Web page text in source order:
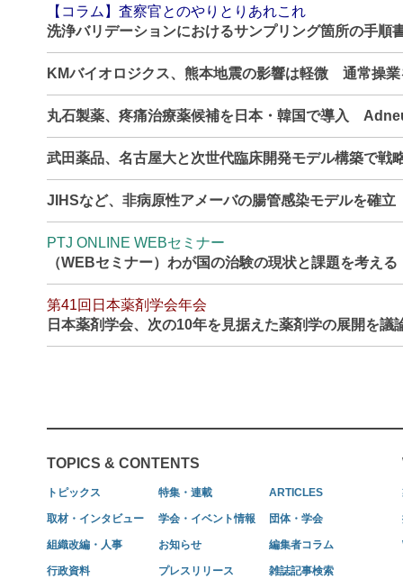
【コラム】査察官とのやりとりあれこれ
洗浄バリデーションにおけるサンプリング箇所の手順
KMバイオロジクス、熊本地震の影響は軽微 通常操
丸石製薬、疼痛治療薬候補を日本・韓国で導入
武田薬品、名古屋大と次世代臨床開発モデル構築で
JIHSなど、非病原性アメーバの腸管感染モデルを確
PTJ ONLINE WEBセミナー
（WEBセミナー）わが国の治験の現状と課題を考える
第41回日本薬剤学会年会
日本薬剤学会、次の10年を見据えた薬剤学の展開を議
TOPICS & CONTENTS
トピックス 特集・連載 ARTICLES
取材・インタビュー 学会・イベント情報 団体・学会
組織改編・人事 お知らせ 編集者コラム
行政資料 プレスリリース 雑誌記事検索